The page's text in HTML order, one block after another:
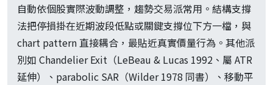
自動依個股實際波動調整，趨勢交易派常用。結構支撐
法把停損掛在近期波段低點或關鍵支撐位下方一檔，與
chart pattern 直接耦合，最貼近真實價量行為。其他派
別如 Chandelier Exit（LeBeau & Lucas 1992、屬 ATR
延伸）、parabolic SAR（Wilder 1978 同書）、移動平